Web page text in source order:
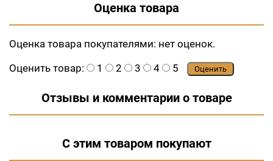
Оценка товара
Оценка товара покупателями: нет оценок.
Оценить товар:
1 2 3 4 5 Оценить
Отзывы и комментарии о товаре
С этим товаром покупают